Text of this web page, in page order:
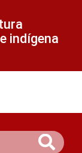
indígena